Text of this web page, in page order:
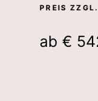
PREIS
ab €